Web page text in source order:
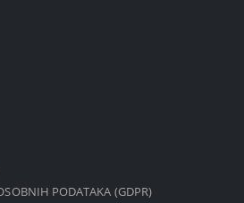
PODATAKA (GDPR)